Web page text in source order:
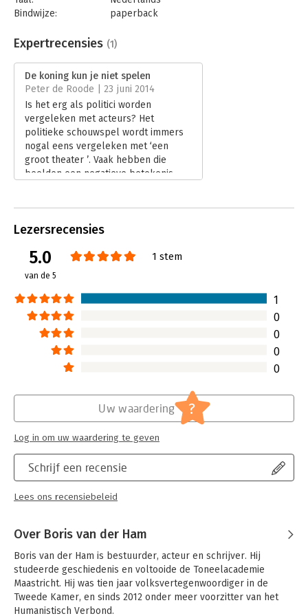
Bindwijze:
paperback
Uitgever:
Prometheus Bert Bakker
Verschijningsdatum:
7-12-2016
Hoofdrubriek: Mens en maatschappij
Expertrecensies (1)
De koning kun je niet spelen
Peter de Roode | 23 juni 2014
Is het erg als politici worden
vergeleken met acteurs? Het
politieke schouwspel wordt immers
nogal eens vergeleken met ‘een
groot theater ’. Vaak hebben die
beelden een negatieve betekenis -
Lees verder
Lezersrecensies
5.0
van de 5
1 stem
1
0
0
0
0
Schrijf een recensie
Lees ons recensiebeleid
Uw waardering ?
Log in om uw waardering te geven
Over Boris van der Ham
Boris van der Ham is bestuurder, acteur en schrijver. Hij
studeerde geschiedenis en voltooide de Toneelacademie
Maastricht. Hij was tien jaar volksvertegenwoordiger in de
Tweede Kamer, en sinds 2012 onder meer voorzitter van het
Humanistisch Verbond.